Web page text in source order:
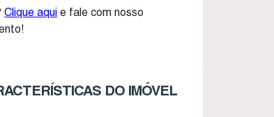
Clique aqui e fale com nosso
DO IMÓVEL